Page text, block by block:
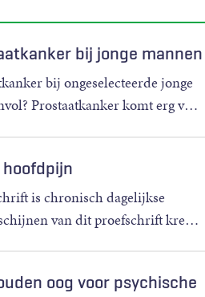
bij jonge mannen
bij ongeselecteerde jonge
Prostaatkanker komt erg v…
hoofdpijn
is chronisch dagelijkse
van dit proefschrift kre…
oog voor psychische